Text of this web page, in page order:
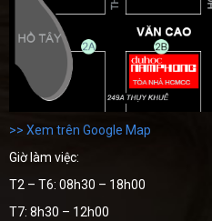
>> Xem trên Google Map
Giờ làm việc:
T2 – T6: 08h30 – 18h00
T7: 8h30 – 12h00